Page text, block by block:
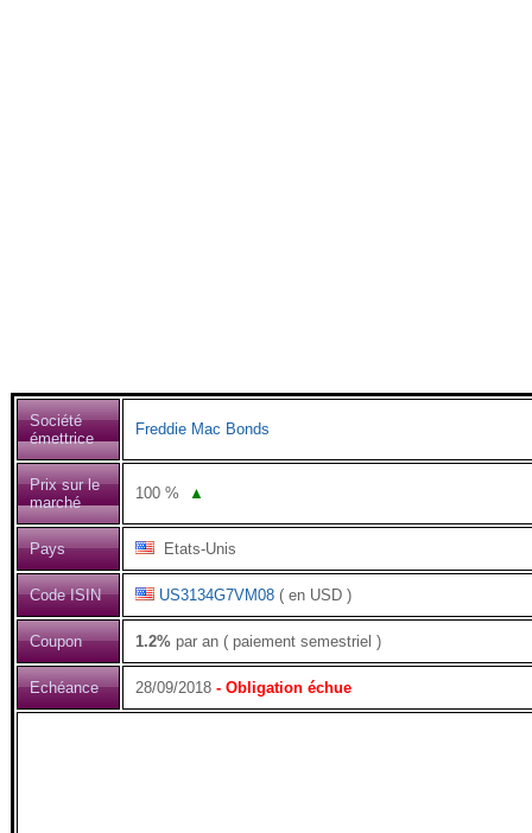
Société
émettrice
Freddie Mac Bonds
Prix sur le
marché
100 % ▲
Pays Etats-Unis
Code ISIN US3134G7VM08 ( en USD )
Coupon 1.2% par an ( paiement semestriel )
Echéance 28/09/2018 - Obligation échue